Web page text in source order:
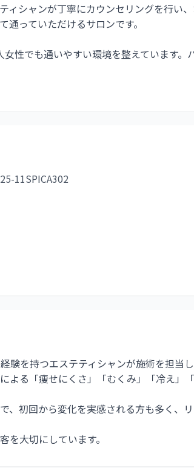
ィシャンが丁寧にカウンセリングを行い
っていただけるサロンです。
性でも通いやすい環境を整えています。
11SPICA302
験を持つエステティシャンが施術を担当
よる「痩せにくさ」「むくみ」「冷え」
、初回から変化を実感される方も多く、
大切にしています。